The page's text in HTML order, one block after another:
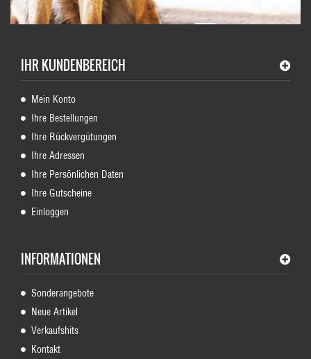
IHR KUNDENBEREICH
Mein Konto
Ihre Bestellungen
Ihre Rückvergütungen
Ihre Adressen
Ihre Persönlichen Daten
Ihre Gutscheine
Einloggen
INFORMATIONEN
Sonderangebote
Neue Artikel
Verkaufshits
Kontakt